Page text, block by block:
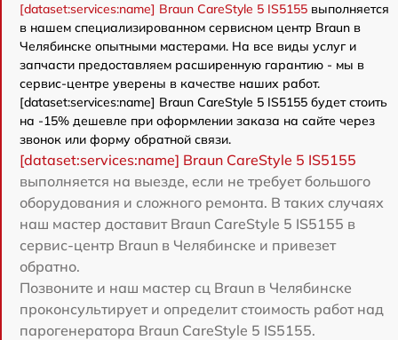
[dataset:services:name] Braun CareStyle 5 IS5155 выполняется
в нашем специализированном сервисном центр Braun в
Челябинске опытными мастерами. На все виды услуг и
запчасти предоставляем расширенную гарантию - мы в
сервис-центре уверены в качестве наших работ.
[dataset:services:name] Braun CareStyle 5 IS5155 будет стоить
на -15% дешевле при оформлении заказа на сайте через
звонок или форму обратной связи.
[dataset:services:name] Braun CareStyle 5 IS5155
выполняется на выезде, если не требует большого
оборудования и сложного ремонта. В таких случаях
наш мастер доставит Braun CareStyle 5 IS5155 в
сервис-центр Braun в Челябинске и привезет
обратно.
Позвоните и наш мастер сц Braun в Челябинске
проконсультирует и определит стоимость работ над
парогенератора Braun CareStyle 5 IS5155.